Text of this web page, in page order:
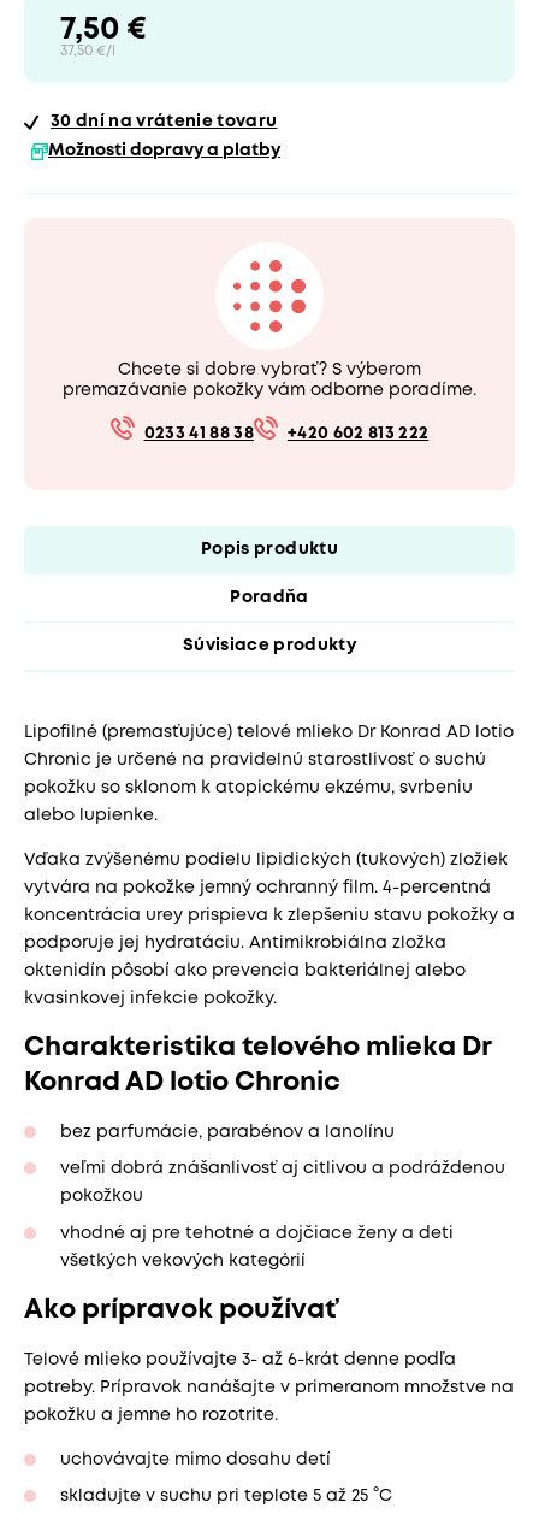
7,50 €
37,50 €/l
30 dní na vrátenie tovaru
Možnosti dopravy a platby
Chcete si dobre vybrať? S výberom
premazávanie pokožky vám odborne poradíme.
0233 41 88 38 +420 602 813 222
Popis produktu
Poradňa
Súvisiace produkty
Lipofilné (premasťujúce) telové mlieko Dr Konrad AD lotio
Chronic je určené na pravidelnú starostlivosť o suchú
pokožku so sklonom k atopickému ekzému, svrbeniu
alebo lupienke.
Vďaka zvýšenému podielu lipidických (tukových) zložiek
vytvára na pokožke jemný ochranný film. 4-percentná
koncentrácia urey prispieva k zlepšeniu stavu pokožky a
podporuje jej hydratáciu. Antimikrobiálna zložka
oktenidín pôsobí ako prevencia bakteriálnej alebo
kvasinkovej infekcie pokožky.
Charakteristika telového mlieka Dr
Konrad AD lotio Chronic
bez parfumácie, parabénov a lanolínu
veľmi dobrá znášanlivosť aj citlivou a podráždenou
pokožkou
vhodné aj pre tehotné a dojčiace ženy a deti
všetkých vekových kategórií
Ako prípravok používať
Telové mlieko používajte 3- až 6-krát denne podľa
potreby. Prípravok nanášajte v primeranom množstve na
pokožku a jemne ho rozotrite.
uchovávajte mimo dosahu detí
skladujte v suchu pri teplote 5 až 25 °C